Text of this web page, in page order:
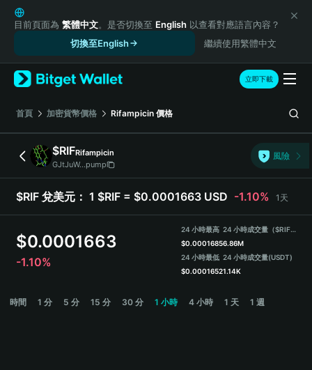
English
日本語
Русский
Español (Latinoamérica)
Türkçe
Italiano
Deutsch
简体中文
繁體中文
Português (Portugal)
हिन्दी
Español (Argentina)
目前頁面為 繁體中文。是否切換至 English 以查看對應語言內容？
切換至English
繼續使用繁體中文
立即下載
首頁 加密貨幣價格 Rifampicin 價格
$RIFRifampicin
GJtJuW...pump
風險
$RIF 兌美元： 1 $RIF = $0.0001663 USD -1.10% 1天
$0.0001663
-1.10%
24 小時最高
$0.0001685
24 小時最低
$0.0001652
24 小時成交量（$RIF）
6.86M
24 小時成交量(USDT)
1.14K
時間 1 分 5 分 15 分 30 分 1 小時 4 小時 1 天 1 週